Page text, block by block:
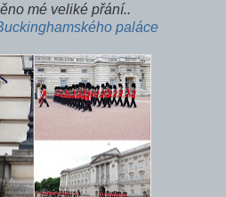
mé veliké přání..
paláce